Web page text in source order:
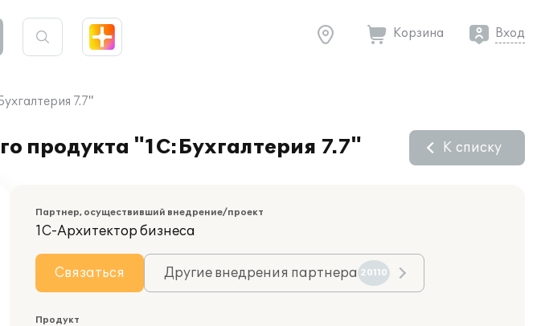
Корзина Вход
7.7"
продукта "1С:Бухгалтерия 7.7" К списку
Партнер, осуществивший внедрение/проект
1С-Архитектор бизнеса
Связаться Другие внедрения партнера 20110
Продукт